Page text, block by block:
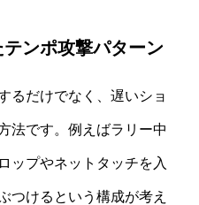
ンポ攻撃パターン
るだけでなく、遅いショ
法です。例えばラリー中
ップやネットタッチを入
つけるという構成が考え